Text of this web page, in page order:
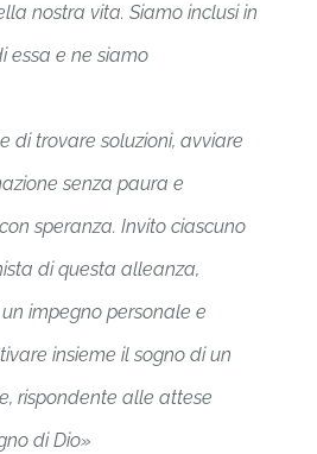
nostra vita. Siamo inclusi in
essa e ne siamo
di trovare soluzioni, avviare
senza paura e
speranza. Invito ciascuno
di questa alleanza,
impegno personale e
insieme il sogno di un
rispondente alle attese
di Dio»